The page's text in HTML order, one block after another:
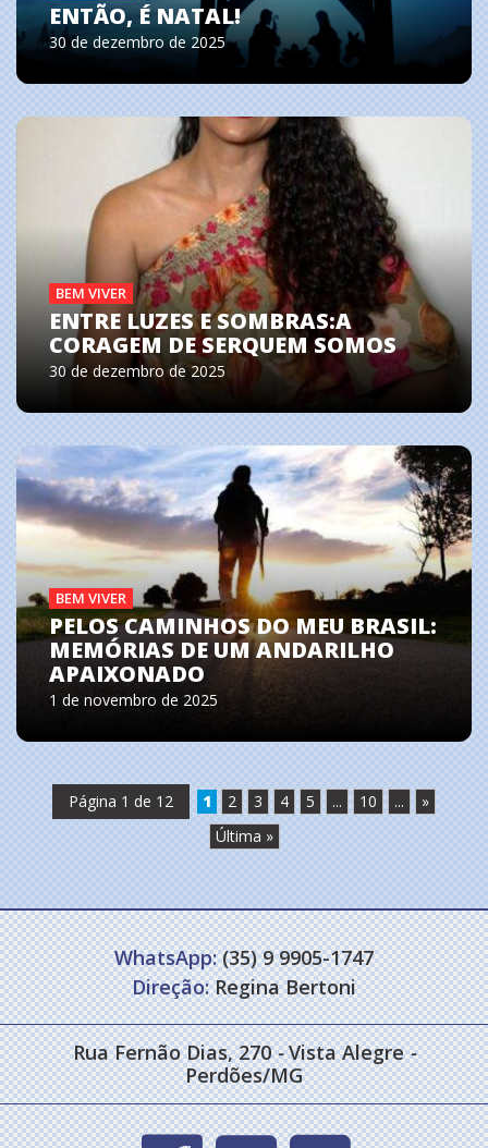
ENTÃO, É NATAL!
30 de dezembro de 2025
BEM VIVER
ENTRE LUZES E SOMBRAS:A
CORAGEM DE SERQUEM SOMOS
30 de dezembro de 2025
BEM VIVER
PELOS CAMINHOS DO MEU BRASIL:
MEMÓRIAS DE UM ANDARILHO
APAIXONADO
1 de novembro de 2025
Página 1 de 12 1 2 3 4 5 ... 10 ...
»
Última »
WhatsApp:(35) 9 9905-1747
Direção:Regina Bertoni
Rua Fernão Dias, 270- Vista Alegre-
Perdões/MG